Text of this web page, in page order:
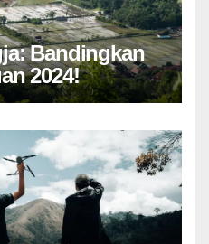
Bandingkan
2024!